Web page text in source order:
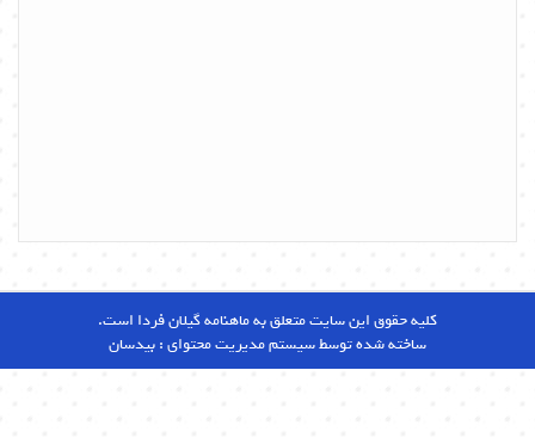
کلیه حقوق این سایت متعلق به ماهنامه گیلان فردا است.
ساخته شده توسط سیستم مدیریت محتوای :بیدسان